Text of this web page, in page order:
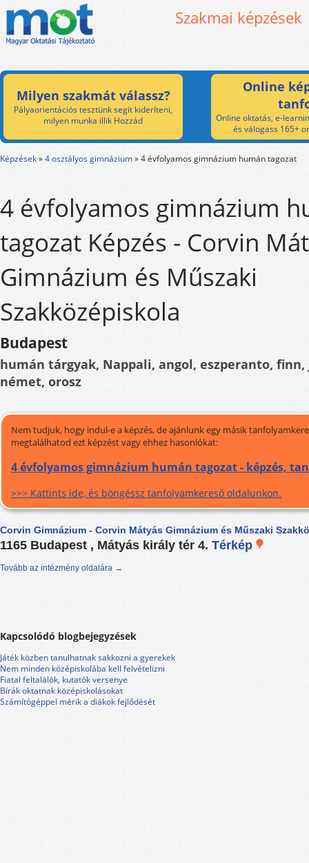
Szakmai képzések
Milyen szakmát válassz?
Pályaorientációs tesztünk segít kideríteni,
milyen munka illik Hozzád
Online
Online oktatás, e-
és válogass 165+
Képzések»4 osztályos gimnázium»4 évfolyamos gimnázium humán tagozat
4 évfolyamos gimnázium
tagozat Képzés - Corvin
Gimnázium és Műszaki
Szakközépiskola
Budapest
humán tárgyak, Nappali, angol, eszperanto,
német, orosz
Nem tudjuk, hogy indul-e a képzés, de ajánlunk egy másik
megtalálhatod ezt képzést vagy ehhez hasonlókat:
4 évfolyamos gimnázium humán tagozat - képzés,
>>> Kattints ide, és böngéssz tanfolyamkereső oldalunkon.
Corvin Gimnázium - Corvin Mátyás Gimnázium és Műszaki
1165 Budapest , Mátyás király tér 4. Térkép
Tovább az intézmény oldalára →
Kapcsolódó blogbejegyzések
Játék közben tanulhatnak sakkozni a gyerekek
Nem minden középiskolába kell felvételizni
Fiatal feltalálók, kutatók versenye
Bírák oktatnak középiskolásokat
Számítógéppel mérik a diákok fejlődését